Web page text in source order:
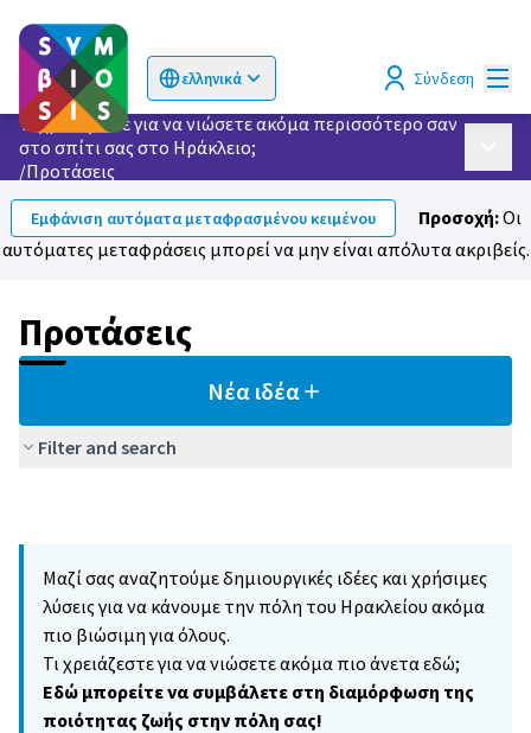
ελληνικά
Choose language Επιλογή γλώσσας Σύνδεση
Τι χρειάζεστε για να νιώσετε ακόμα περισσότερο σαν
στο σπίτι σας στο Ηράκλειο;
/Προτάσεις
Εμφάνιση αυτόματα μεταφρασμένου κειμένου Προσοχή:Οι
αυτόματες μεταφράσεις μπορεί να μην είναι απόλυτα ακριβείς.
Προτάσεις
Νέα ιδέα
Filter and search
Μαζί σας αναζητούμε δημιουργικές ιδέες και χρήσιμες
λύσεις για να κάνουμε την πόλη του Ηρακλείου ακόμα
πιο βιώσιμη για όλους.
Τι χρειάζεστε για να νιώσετε ακόμα πιο άνετα εδώ;
Εδώ μπορείτε να συμβάλετε στη διαμόρφωση της
ποιότητας ζωής στην πόλη σας!